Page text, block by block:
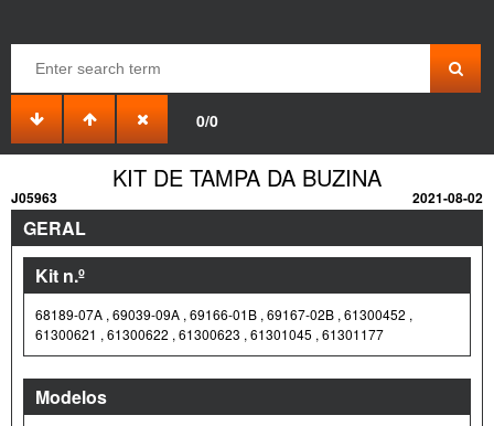
0/0
KIT DE TAMPA DA BUZINA
J05963 2021-08-02
GERAL
Kit n.º
68189-07A , 69039-09A , 69166-01B , 69167-02B , 61300452 ,
61300621 , 61300622 , 61300623 , 61301045 , 61301177
Modelos